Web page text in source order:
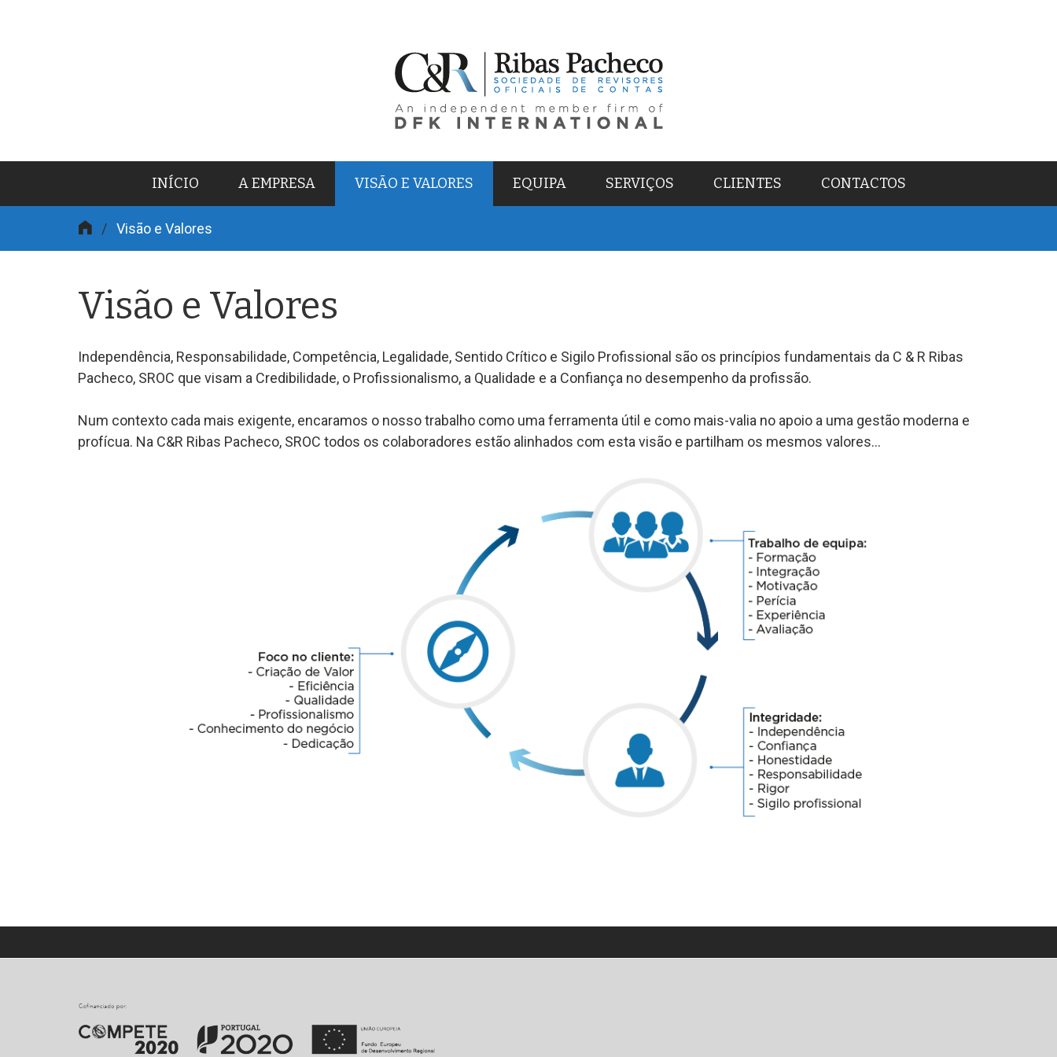
INÍCIO A EMPRESA VISÃO E VALORES EQUIPA SERVIÇOS CLIENTES CONTACTOS
/ Visão e Valores
Visão e Valores
Independência, Responsabilidade, Competência, Legalidade, Sentido Crítico e Sigilo Profissional são os princípios fundamentais da C & R Ribas
Pacheco, SROC que visam a Credibilidade, o Profissionalismo, a Qualidade e a Confiança no desempenho da profissão.
Num contexto cada mais exigente, encaramos o nosso trabalho como uma ferramenta útil e como mais-valia no apoio a uma gestão moderna e
profícua. Na C&R Ribas Pacheco, SROC todos os colaboradores estão alinhados com esta visão e partilham os mesmos valores...